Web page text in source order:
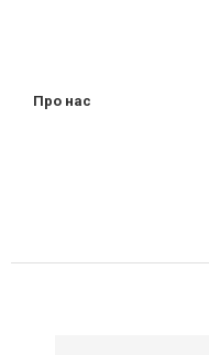
Про нас